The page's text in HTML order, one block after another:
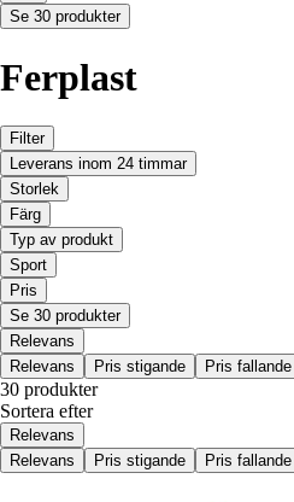
Se 30 produkter
Ferplast
Filter
Leverans inom 24 timmar
Storlek
Färg
Typ av produkt
Sport
Pris
Se 30 produkter
Relevans
Relevans
Pris stigande Pris fallande
30 produkter
Sortera efter
Relevans
Relevans
Pris stigande Pris fallande